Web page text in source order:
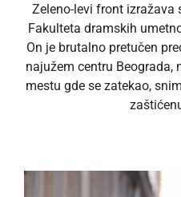
Zeleno-levi front izražava
Fakulteta dramskih
On je brutalno pretučen
najužem centru Beograda,
mestu gde se zatekao,